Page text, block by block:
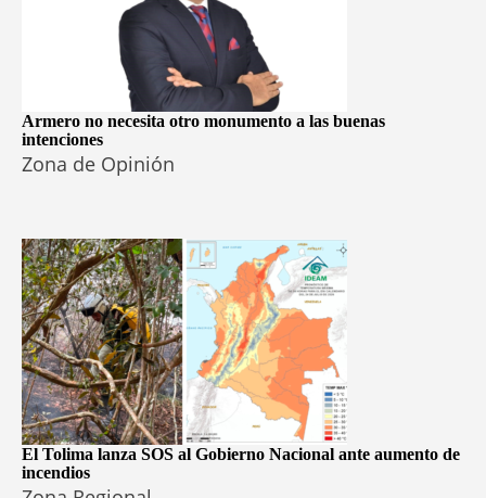
Armero no necesita otro monumento a las buenas
intenciones
Zona de Opinión
El Tolima lanza SOS al Gobierno Nacional ante aumento de
incendios